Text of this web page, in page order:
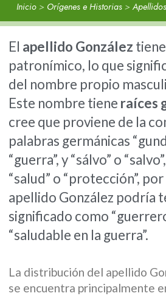
Inicio > Orígenes e Historias >
El apellido González
patronímico, lo que
del nombre propio
Este nombre tiene raíces
cree que proviene de la
palabras germánicas
“guerra”, y “sálvo” o
“salud” o “protección”,
apellido González podría
significado como
“saludable en la guerra”.
La distribución del apellido
se encuentra principalmente